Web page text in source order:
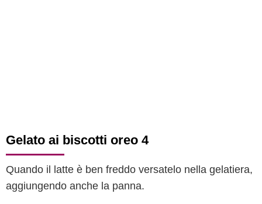
Gelato ai biscotti oreo 4
Quando il latte è ben freddo versatelo nella gelatiera,
aggiungendo anche la panna.